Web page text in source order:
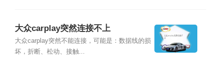
大众carplay突然连接不上
大众carplay突然不能连接，可能是：数据线的损
坏，折断、松动、接触...